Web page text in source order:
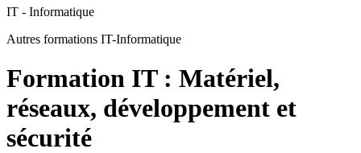
IT - Informatique
Autres formations IT-Informatique
Formation IT : Matériel,
réseaux, développement et
sécurité